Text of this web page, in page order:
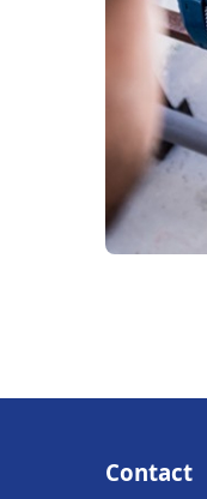
Contact